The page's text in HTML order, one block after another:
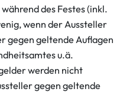
des Festes (inkl.
wenn der Aussteller
gegen geltende Auflagen
u.ä.
werden nicht
gegen geltende